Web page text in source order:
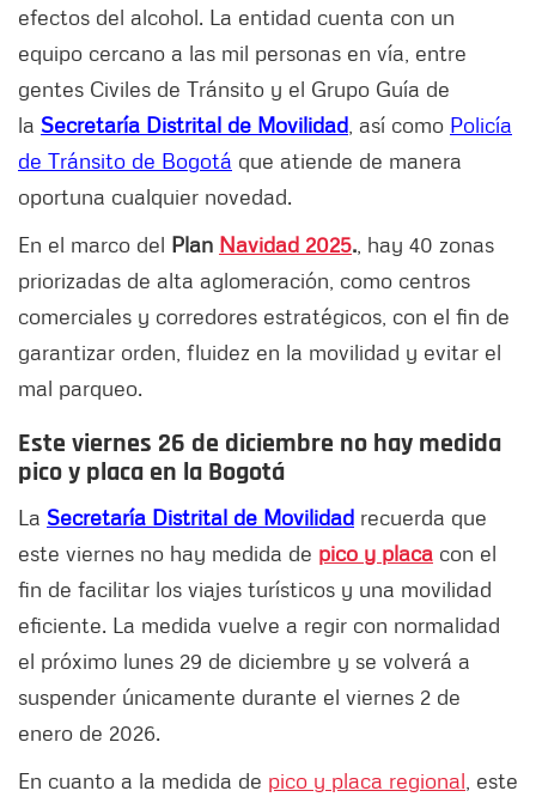
efectos del alcohol. La entidad cuenta con un
equipo cercano a las mil personas en vía, entre
gentes Civiles de Tránsito y el Grupo Guía de
la Secretaría Distrital de Movilidad , así como Policía
de Tránsito de Bogotá que atiende de manera
oportuna cualquier novedad.
En el marco del Plan Navidad 2025. , hay 40 zonas
priorizadas de alta aglomeración, como centros
comerciales y corredores estratégicos, con el fin de
garantizar orden, fluidez en la movilidad y evitar el
mal parqueo.
Este viernes 26 de diciembre no hay medida
pico y placa en la Bogotá
La Secretaría Distrital de Movilidad recuerda que
este viernes no hay medida de pico y placa con el
fin de facilitar los viajes turísticos y una movilidad
eficiente. La medida vuelve a regir con normalidad
el próximo lunes 29 de diciembre y se volverá a
suspender únicamente durante el viernes 2 de
enero de 2026.
En cuanto a la medida de pico y placa regional , este